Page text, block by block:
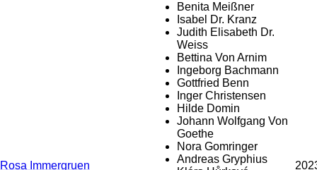
Rosa Immergruen
Benita Meißner
Isabel Dr. Kranz
Judith Elisabeth Dr.
Weiss
Bettina Von Arnim
Ingeborg Bachmann
Gottfried Benn
Inger Christensen
Hilde Domin
Johann Wolfgang Von
Goethe
Nora Gomringer
Andreas Gryphius